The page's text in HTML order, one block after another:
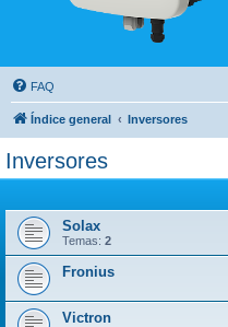
FAQ
Índice general Inversores
Inversores
Solax
Temas: 2
Fronius
Victron